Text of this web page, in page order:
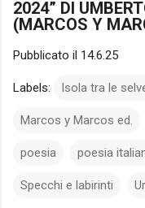
2024” DI
(MARCOS Y
Pubblicato il 14.6.25
Labels: Isola tra le
Marcos y Marcos ed.
poesia poesia
Specchi e labirinti